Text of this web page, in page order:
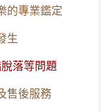
的專業鑑定
生
落等問題
售後服務